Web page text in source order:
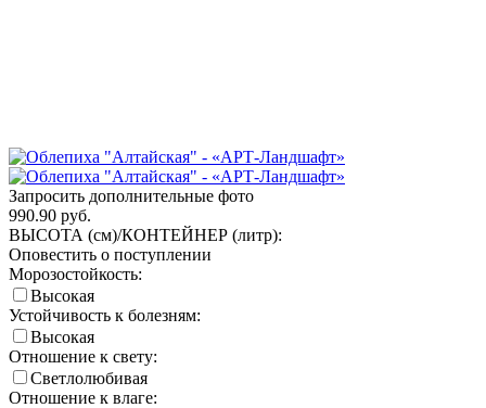
Запросить дополнительные фото
990.90 руб.
ВЫСОТА (см)/КОНТЕЙНЕР (литр):
Оповестить о поступлении
Морозостойкость:
Высокая
Устойчивость к болезням:
Высокая
Отношение к свету:
Светлолюбивая
Отношение к влаге: